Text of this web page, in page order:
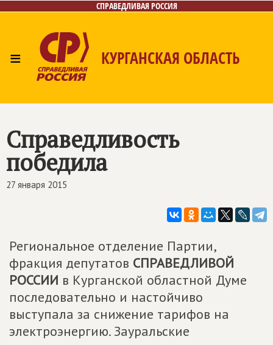
СПРАВЕДЛИВАЯ РОССИЯ
≡ КУРГАНСКАЯ ОБЛАСТЬ
Справедливость
победила
27 января 2015
Региональное отделение Партии,
фракция депутатов СПРАВЕДЛИВОЙ
РОССИИ в Курганской областной Думе
последовательно и настойчиво
выступала за снижение тарифов на
электроэнергию. Зауральские